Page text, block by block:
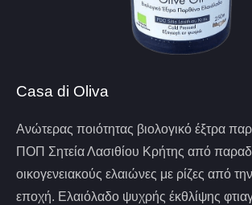
Casa di Oliva
Ανώτερας ποιότητας βιολογικό έξτρα
ΠΟΠ Σητεία Λασιθίου Κρήτης από
οικογενειακούς ελαιώνες με ρίζες από
εποχή. Ελαιόλαδο ψυχρής έκθλίψης